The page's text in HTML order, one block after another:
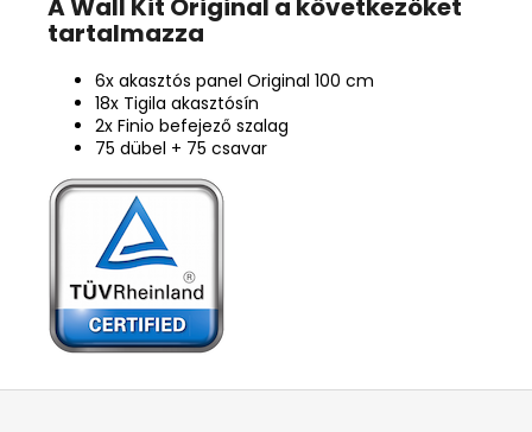
A Wall Kit Original a következőket
tartalmazza
6x akasztós panel Original 100 cm
18x Tigila akasztósín
2x Finio befejező szalag
75 dübel + 75 csavar